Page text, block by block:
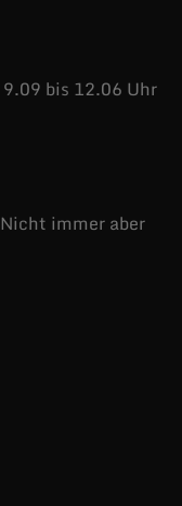
9.09 bis 12.06 Uhr
Nicht immer aber